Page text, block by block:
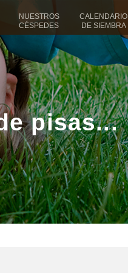
NUESTROS
CÉSPEDES
CALENDARIO
DE SIEMBRA
pisas...